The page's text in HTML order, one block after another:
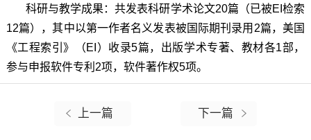
科研与教学成果：共发表科研学术论文20篇（已被EI检索
12篇），其中以第一作者名义发表被国际期刊录用2篇，美国
《工程索引》（EI）收录5篇，出版学术专著、教材各1部，
参与申报软件专利2项，软件著作权5项。
上一篇 下一篇